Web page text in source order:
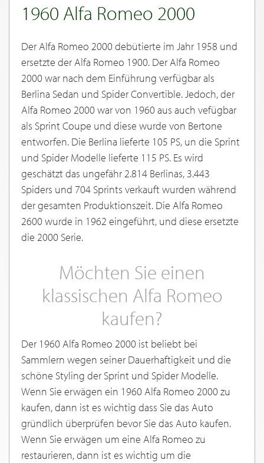
1960 Alfa Romeo 2000
Der Alfa Romeo 2000 debütierte im Jahr 1958 und
ersetzte der Alfa Romeo 1900. Der Alfa Romeo
2000 war nach dem Einführung verfügbar als
Berlina Sedan und Spider Convertible. Jedoch, der
Alfa Romeo 2000 war von 1960 aus auch vefügbar
als Sprint Coupe und diese wurde von Bertone
entworfen. Die Berlina lieferte 105 PS, un die Sprint
und Spider Modelle lieferte 115 PS. Es wird
geschätzt das ungefähr 2.814 Berlinas, 3.443
Spiders und 704 Sprints verkauft wurden während
der gesamten Produktionszeit. Die Alfa Romeo
2600 wurde in 1962 eingeführt, und diese ersetzte
die 2000 Serie.
Möchten Sie einen
klassischen Alfa Romeo
kaufen?
Der 1960 Alfa Romeo 2000 ist beliebt bei
Sammlern wegen seiner Dauerhaftigkeit und die
schöne Styling der Sprint und Spider Modelle.
Wenn Sie erwägen ein 1960 Alfa Romeo 2000 zu
kaufen, dann ist es wichtig dass Sie das Auto
gründlich überprüfen bevor Sie das Auto kaufen.
Wenn Sie erwägen um eine Alfa Romeo zu
restaurieren, dann ist es wichtig um die